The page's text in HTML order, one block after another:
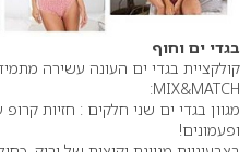
בגדי ים וחוף
קולקציית בגדי ים העונה עשירה
MIX&MATCH:
מגוון בגדי ים שני חלקים : חזיות
ופעמונים!